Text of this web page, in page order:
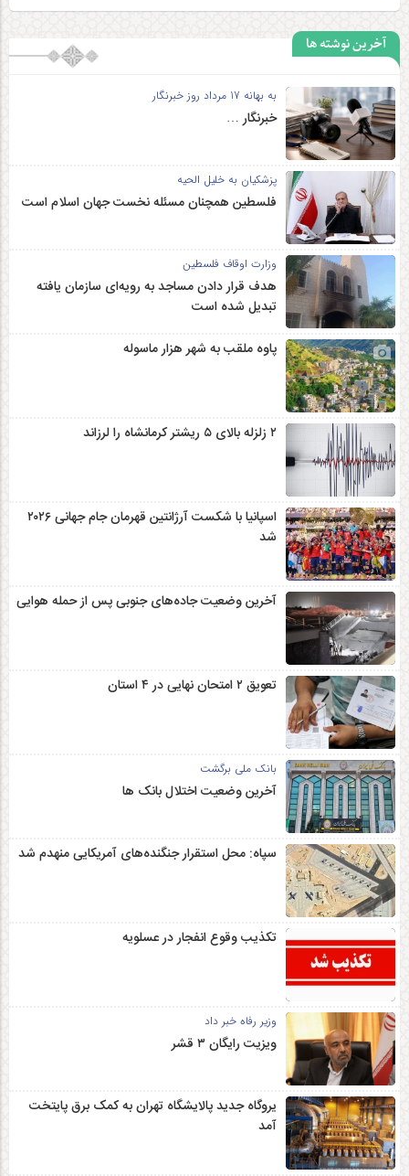
آخرین نوشته ها
به بهانه 17 مرداد روز خبرنگار
خبرنگار …
پزشکیان به خلیل الحیه
فلسطین همچنان مسئله نخست جهان اسلام است
وزارت اوقاف فلسطین
هدف قرار دادن مساجد به رویه‌ای سازمان‌ یافته
تبدیل شده است
پاوه ملقب به شهر هزار ماسوله
۲ زلزله‌ بالای ۵ ریشتر کرمانشاه را لرزاند
اسپانیا با شکست آرژانتین قهرمان جام جهانی ۲۰۲۶
شد
آخرین وضعیت جاده‌های جنوبی پس از حمله هوایی
تعویق ۲ امتحان نهایی در ۴ استان
بانک ملی برگشت
آخرین وضعیت اختلال بانک ها
سپاه: محل استقرار جنگنده‌های آمریکایی منهدم شد
تکذیب وقوع انفجار در عسلویه
وزیر رفاه خبر داد
ویزیت رایگان ۳ قشر
یروگاه جدید پالایشگاه تهران به کمک برق پایتخت
آمد